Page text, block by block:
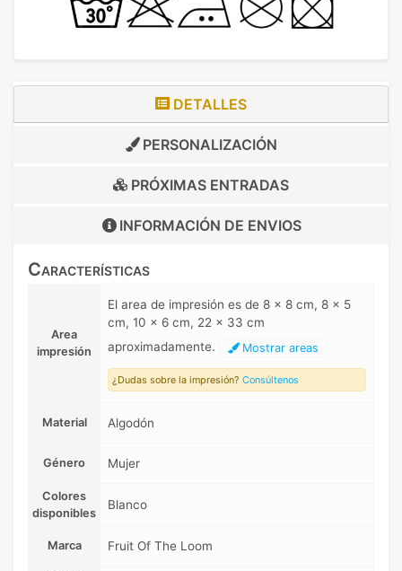
DETALLES
PERSONALIZACIÓN
PRÓXIMAS ENTRADAS
INFORMACIÓN DE ENVIOS
Características
Area
impresión
El area de impresión es de 8 x 8 cm, 8 x 5
cm, 10 x 6 cm, 22 x 33 cm
aproximadamente.
Mostrar areas
¿Dudas sobre la impresión? Consúltenos
Material Algodón
Género Mujer
Colores
disponibles
Blanco
Marca Fruit Of The Loom